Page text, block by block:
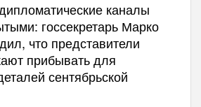
каналы
госсекретарь Марко
что представители
прибывать для
сентябрьской